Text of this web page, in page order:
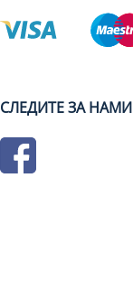
СЛЕДИТЕ ЗА НАМИ